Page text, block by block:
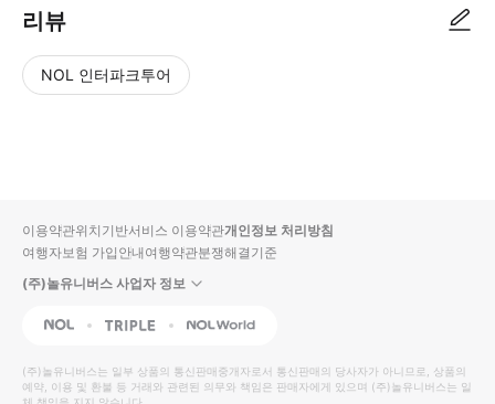
리뷰
NOL 인터파크투어
입니
다.
높
은
동
영
순
상
이용약관위치기반서비스 이용약관개인정보 처리방침
여행자보험 가입안내여행약관분쟁해결기준
(주)놀유니버스 사업자 정보
NOL Triple Interpark Global
(주)놀유니버스는 일부 상품의 통신판매중개자로서 통신판매의 당사자가 아니므로, 상품의
예약, 이용 및 환불 등 거래와 관련된 의무와 책임은 판매자에게 있으며 (주)놀유니버스는 일
체 책임을 지지 않습니다.